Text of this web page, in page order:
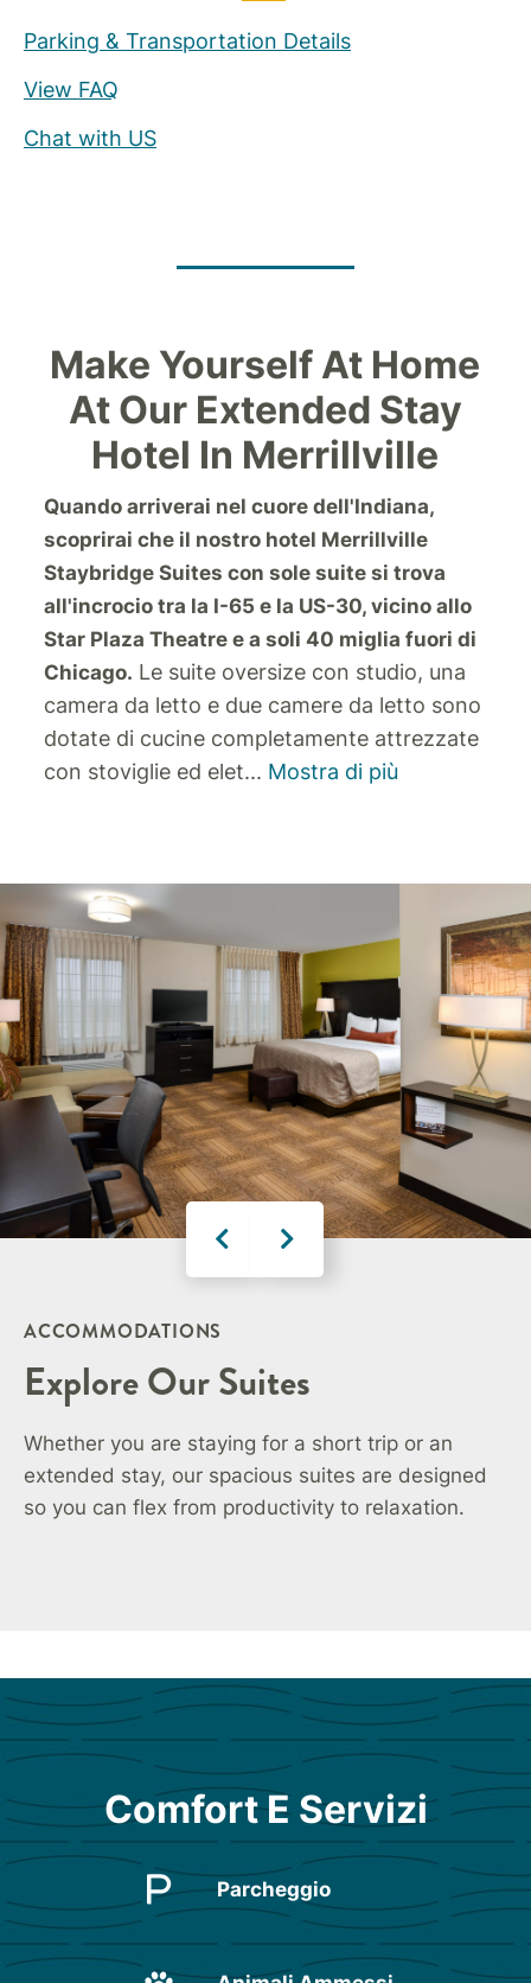
Parking & Transportation Details
View FAQ
Chat with US
Make Yourself At Home
At Our Extended Stay
Hotel In Merrillville
Quando arriverai nel cuore dell'Indiana,
scoprirai che il nostro hotel Merrillville
Staybridge Suites con sole suite si trova
all'incrocio tra la I-65 e la US-30, vicino allo
Star Plaza Theatre e a soli 40 miglia fuori di
Chicago. Le suite oversize con studio, una
camera da letto e due camere da letto sono
dotate di cucine completamente attrezzate
con stoviglie ed elet... Mostra di più
ACCOMMODATIONS
Explore Our Suites
Whether you are staying for a short trip or an
extended stay, our spacious suites are designed
so you can flex from productivity to relaxation.
Comfort E Servizi
Parcheggio